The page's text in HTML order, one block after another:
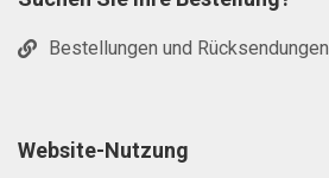
Bestellungen und Rücksendungen
Website-Nutzung